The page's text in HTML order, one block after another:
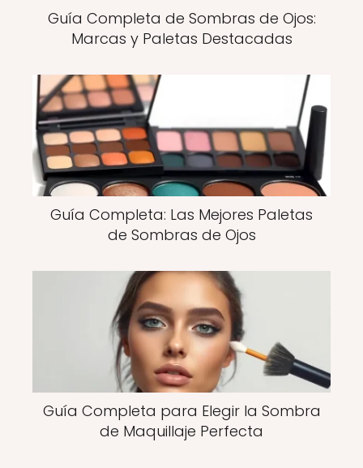
Guía Completa de Sombras de Ojos:
Marcas y Paletas Destacadas
Guía Completa: Las Mejores Paletas
de Sombras de Ojos
Guía Completa para Elegir la Sombra
de Maquillaje Perfecta